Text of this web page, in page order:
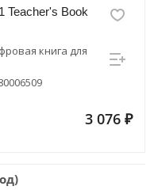
Teacher's Book
книга для
3 076 ₽